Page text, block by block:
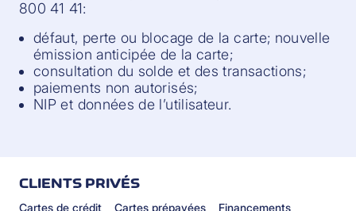
800 41 41:
défaut, perte ou blocage de la carte; nouvelle
émission anticipée de la carte;
consultation du solde et des transactions;
paiements non autorisés;
NIP et données de l’utilisateur.
CLIENTS PRIVÉS
Cartes de crédit Cartes prépayées
Financements